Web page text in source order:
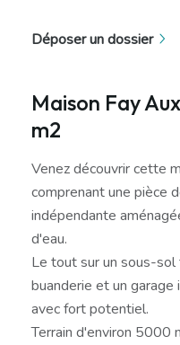
Déposer un dossier
Maison Fay
m2
Venez découvrir cette
comprenant une pièce
indépendante
d'eau.
Le tout sur un sous-
buanderie et un
avec fort potentiel.
Terrain d'environ 5000